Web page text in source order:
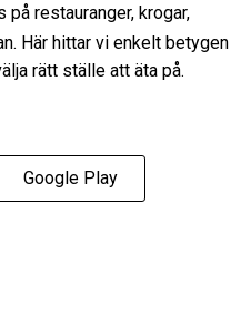
restauranger, krogar,
Här hittar vi enkelt betygen
rätt ställe att äta på.
Google Play